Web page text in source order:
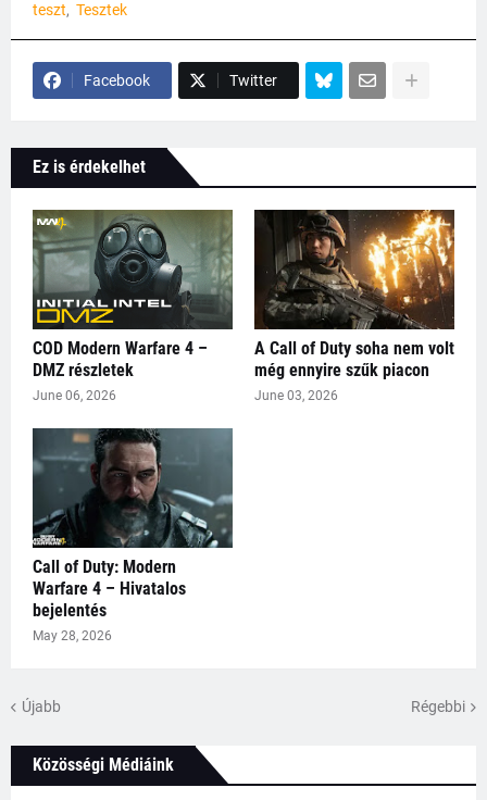
teszt
Tesztek
Facebook Twitter
Ez is érdekelhet
COD Modern Warfare 4 –
DMZ részletek
June 06, 2026
A Call of Duty soha nem volt
még ennyire szűk piacon
June 03, 2026
Call of Duty: Modern
Warfare 4 – Hivatalos
bejelentés
May 28, 2026
Újabb Régebbi
Közösségi Médiáink